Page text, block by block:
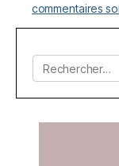
commentaires
Rechercher :